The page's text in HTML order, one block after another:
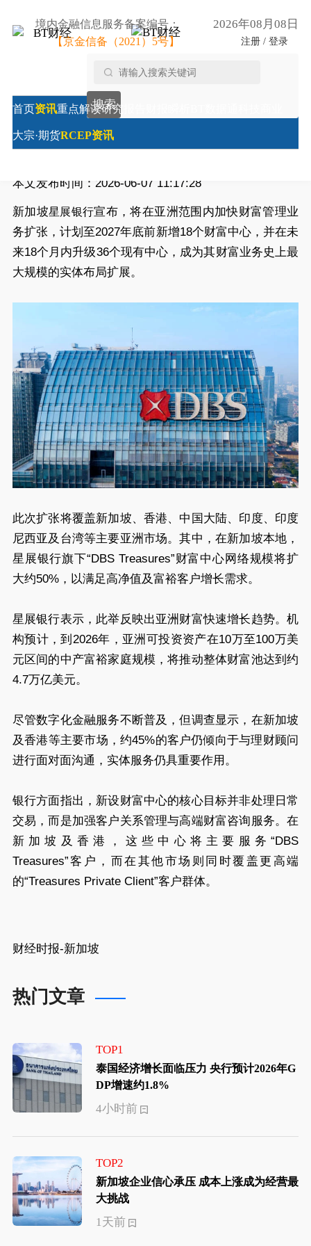
境内金融信息服务备案编号：
【京金信备（2021）5号】
2026年08月08日
注册 / 登录
搜索
首页资讯重点解读研究报告
大宗·期货RCEP资讯
RCEP资讯/星展银行加码亚洲财富管理业务 将新
开18个财富中心
星展银行加码亚洲财富管理业务 将新开18个财富中心
本文发布时间：2026-06-07 11:17:28
新加坡星展银行宣布，将在亚洲范围内加快财富管理业
务扩张，计划至2027年底前新增18个财富中心，并在未
来18个月内升级36个现有中心，成为其财富业务史上最
大规模的实体布局扩展。
此次扩张将覆盖新加坡、香港、中国大陆、印度、印度
尼西亚及台湾等主要亚洲市场。其中，在新加坡本地，
星展银行旗下“DBS Treasures”财富中心网络规模将扩
大约50%，以满足高净值及富裕客户增长需求。
星展银行表示，此举反映出亚洲财富快速增长趋势。机
构预计，到2026年，亚洲可投资资产在10万至100万美
元区间的中产富裕家庭规模，将推动整体财富池达到约
4.7万亿美元。
尽管数字化金融服务不断普及，但调查显示，在新加坡
及香港等主要市场，约45%的客户仍倾向于与理财顾问
进行面对面沟通，实体服务仍具重要作用。
银行方面指出，新设财富中心的核心目标并非处理日常
交易，而是加强客户关系管理与高端财富咨询服务。在
新加坡及香港，这些中心将主要服务“DBS
Treasures”客户，而在其他市场则同时覆盖更高端
的“Treasures Private Client”客户群体。
财经时报-新加坡
热门文章
TOP1
泰国经济增长面临压力 央行预计2026年G
DP增速约1.8%
4小时前
TOP2
新加坡企业信心承压 成本上涨成为经营最
大挑战
1天前